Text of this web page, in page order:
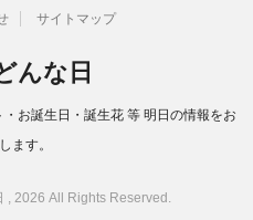
サイトマップ
んな日
お誕生日・誕生花 等 明日の情報をお
ます。
2026 All Rights Reserved.